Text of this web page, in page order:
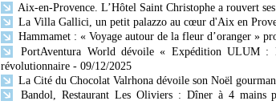
Aix-en-Provence. L’Hôtel Saint Christophe a rouvert
La Villa Gallici, un petit palazzo au cœur d'Aix en
Hammamet : « Voyage autour de la fleur d’oranger »
PortAventura World dévoile « Expédition ULUM :
révolutionnaire - 09/12/2025
La Cité du Chocolat Valrhona dévoile son Noël
Bandol, Restaurant Les Oliviers : Dîner à 4 mains